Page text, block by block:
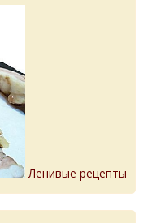
Ленивые рецепты